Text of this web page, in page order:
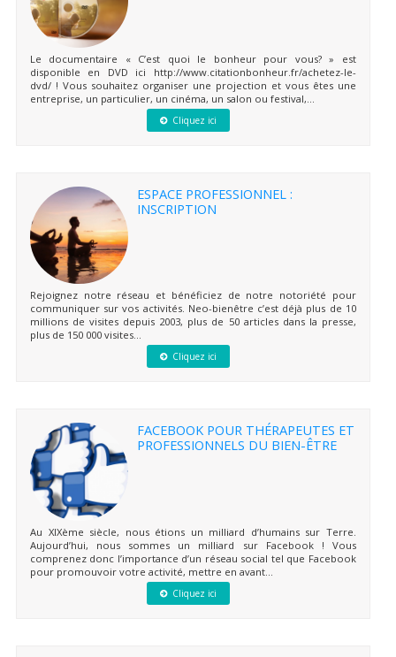
Le documentaire « C’est quoi le bonheur pour vous? » est
disponible en DVD ici http://www.citationbonheur.fr/achetez-le-
dvd/ ! Vous souhaitez organiser une projection et vous êtes une
entreprise, un particulier, un cinéma, un salon ou festival,...
Cliquez ici
ESPACE PROFESSIONNEL :
INSCRIPTION
Rejoignez notre réseau et bénéficiez de notre notoriété pour
communiquer sur vos activités. Neo-bienêtre c’est déjà plus de 10
millions de visites depuis 2003, plus de 50 articles dans la presse,
plus de 150 000 visites...
Cliquez ici
FACEBOOK POUR THÉRAPEUTES ET
PROFESSIONNELS DU BIEN-ÊTRE
Au XIXème siècle, nous étions un milliard d’humains sur Terre.
Aujourd’hui, nous sommes un milliard sur Facebook ! Vous
comprenez donc l’importance d’un réseau social tel que Facebook
pour promouvoir votre activité, mettre en avant...
Cliquez ici